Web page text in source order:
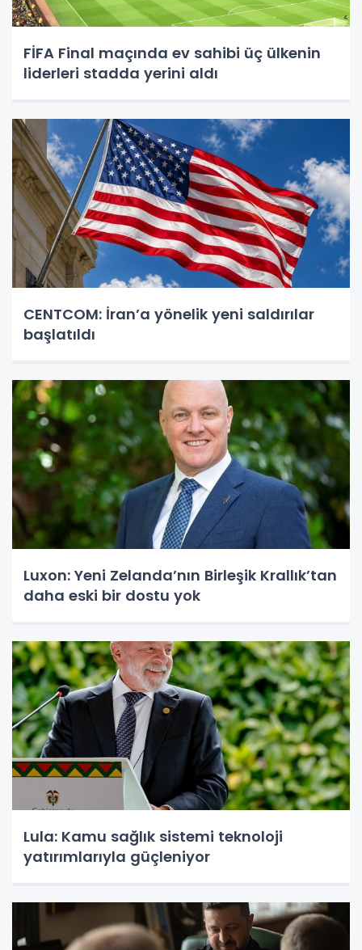
FİFA Final maçında ev sahibi üç ülkenin
liderleri stadda yerini aldı
CENTCOM: İran’a yönelik yeni saldırılar
başlatıldı
Luxon: Yeni Zelanda’nın Birleşik Krallık’tan
daha eski bir dostu yok
Lula: Kamu sağlık sistemi teknoloji
yatırımlarıyla güçleniyor